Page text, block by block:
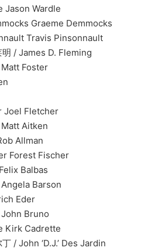
Wardle
Graeme Demmocks
Pinsonnault
D. Fleming
Foster
Fletcher
Aitken
Fischer
Balbas
Barson
Eder
Bruno
Cadrette
‘D.J.’ Des Jardin